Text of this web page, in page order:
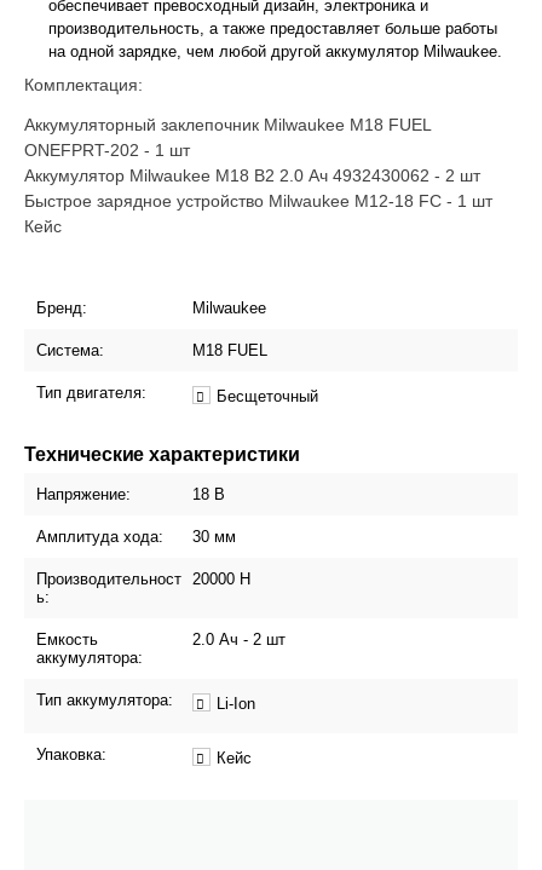
обеспечивает превосходный дизайн, электроника и
производительность, а также предоставляет больше работы
на одной зарядке, чем любой другой аккумулятор Milwaukee.
Комплектация:
Аккумуляторный заклепочник Milwaukee M18 FUEL
ONEFPRT-202 - 1 шт
Аккумулятор Milwaukee M18 B2 2.0 Ач 4932430062 - 2 шт
Быстрое зарядное устройство Milwaukee M12-18 FC - 1 шт
Кейс
Бренд: Milwaukee
Система: М18 FUEL
Тип двигателя: Бесщеточный
Технические характеристики
Напряжение: 18 В
Амплитуда хода: 30 мм
Производительност
ь:
20000 H
Емкость
аккумулятора:
2.0 Ач - 2 шт
Тип аккумулятора: Li-Ion
Упаковка: Кейс